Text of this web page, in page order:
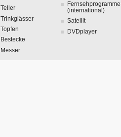
Teller
Trinkglässer
Topfen
Bestecke
Messer
Fernsehprogramme
(international)
Satellit
DVDplayer